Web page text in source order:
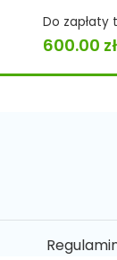
Do zapłaty
600.00 zł